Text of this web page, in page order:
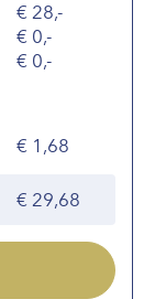
28,-
0,-
0,-
1,68
29,68